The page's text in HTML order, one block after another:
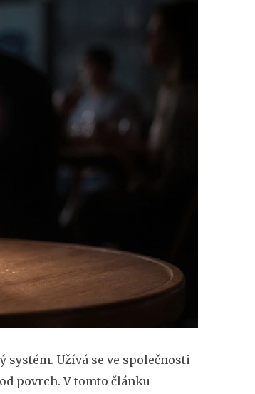
systém. Užívá se ve společnosti
povrch. V tomto článku